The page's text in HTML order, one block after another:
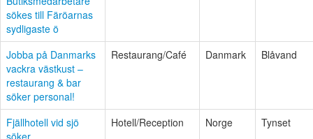
sökes till Färöarnas
sydligaste ö
Jobba på Danmarks
vackra västkust –
restaurang & bar
söker personal!
Restaurang/Café Danmark Blåvand
Fjällhotell vid sjö
söker
Hotell/Reception Norge Tynset